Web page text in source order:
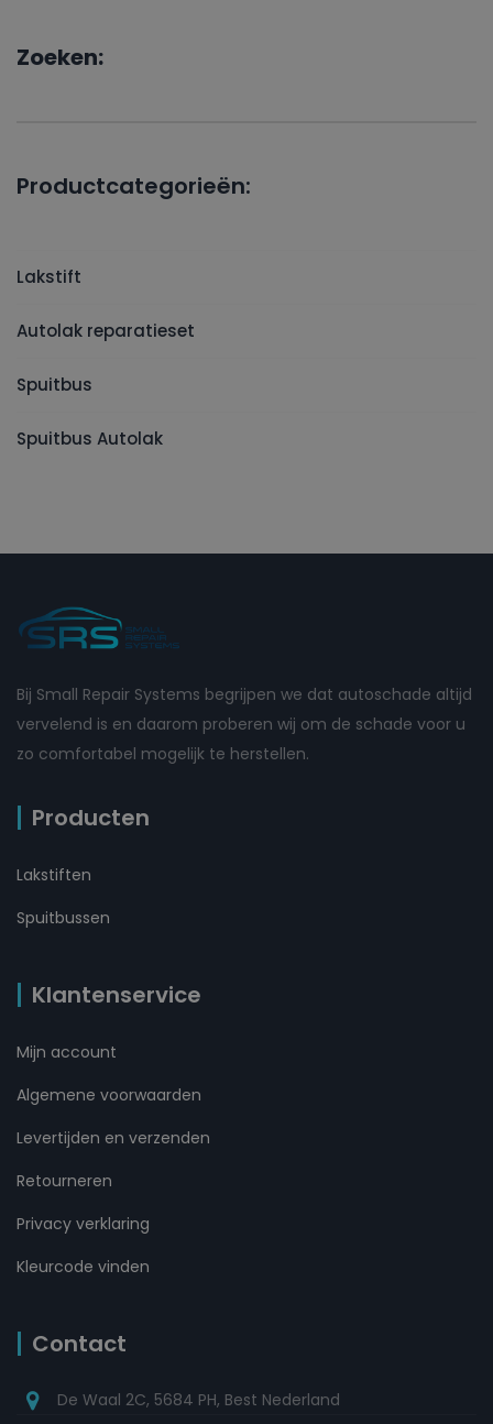
Zoeken:
Productcategorieën:
Lakstift
Autolak reparatieset
Spuitbus
Spuitbus Autolak
Bij Small Repair Systems begrijpen we dat autoschade altijd
vervelend is en daarom proberen wij om de schade voor u
zo comfortabel mogelijk te herstellen.
Producten
Lakstiften
Spuitbussen
Klantenservice
Mijn account
Algemene voorwaarden
Levertijden en verzenden
Retourneren
Privacy verklaring
Kleurcode vinden
Contact
De Waal 2C, 5684 PH, Best Nederland